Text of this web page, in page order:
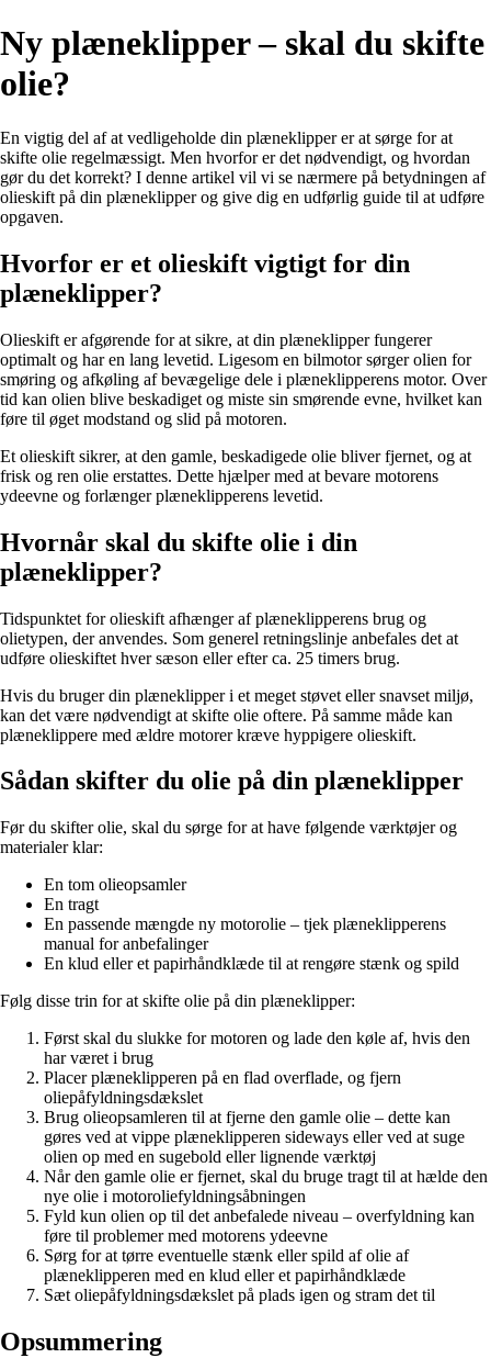
Ny plæneklipper – skal du skifte
olie?
En vigtig del af at vedligeholde din plæneklipper er at sørge for at
skifte olie regelmæssigt. Men hvorfor er det nødvendigt, og hvordan
gør du det korrekt? I denne artikel vil vi se nærmere på betydningen af
olieskift på din plæneklipper og give dig en udførlig guide til at udføre
opgaven.
Hvorfor er et olieskift vigtigt for din
plæneklipper?
Olieskift er afgørende for at sikre, at din plæneklipper fungerer
optimalt og har en lang levetid. Ligesom en bilmotor sørger olien for
smøring og afkøling af bevægelige dele i plæneklipperens motor. Over
tid kan olien blive beskadiget og miste sin smørende evne, hvilket kan
føre til øget modstand og slid på motoren.
Et olieskift sikrer, at den gamle, beskadigede olie bliver fjernet, og at
frisk og ren olie erstattes. Dette hjælper med at bevare motorens
ydeevne og forlænger plæneklipperens levetid.
Hvornår skal du skifte olie i din
plæneklipper?
Tidspunktet for olieskift afhænger af plæneklipperens brug og
olietypen, der anvendes. Som generel retningslinje anbefales det at
udføre olieskiftet hver sæson eller efter ca. 25 timers brug.
Hvis du bruger din plæneklipper i et meget støvet eller snavset miljø,
kan det være nødvendigt at skifte olie oftere. På samme måde kan
plæneklippere med ældre motorer kræve hyppigere olieskift.
Sådan skifter du olie på din plæneklipper
Før du skifter olie, skal du sørge for at have følgende værktøjer og
materialer klar:
En tom olieopsamler
En tragt
En passende mængde ny motorolie – tjek plæneklipperens
manual for anbefalinger
En klud eller et papirhåndklæde til at rengøre stænk og spild
Følg disse trin for at skifte olie på din plæneklipper:
Først skal du slukke for motoren og lade den køle af, hvis den
har været i brug
Placer plæneklipperen på en flad overflade, og fjern
oliepåfyldningsdækslet
Brug olieopsamleren til at fjerne den gamle olie – dette kan
gøres ved at vippe plæneklipperen sideways eller ved at suge
olien op med en sugebold eller lignende værktøj
Når den gamle olie er fjernet, skal du bruge tragt til at hælde den
nye olie i motoroliefyldningsåbningen
Fyld kun olien op til det anbefalede niveau – overfyldning kan
føre til problemer med motorens ydeevne
Sørg for at tørre eventuelle stænk eller spild af olie af
plæneklipperen med en klud eller et papirhåndklæde
Sæt oliepåfyldningsdækslet på plads igen og stram det til
Opsummering